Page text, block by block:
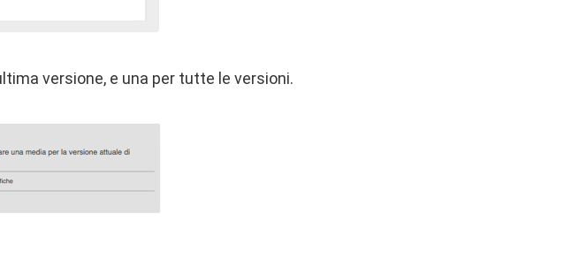
versione, e una per tutte le versioni.